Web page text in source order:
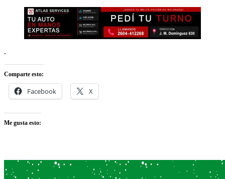
.
Comparte esto:
Facebook X
Me gusta esto: